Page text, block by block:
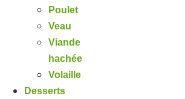
Poulet
Veau
Viande
hachée
Volaille
Desserts